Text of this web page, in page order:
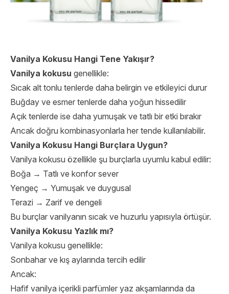
Vanilya Kokusu Hangi Tene Yakışır?
Vanilya kokusu genellikle:
Sıcak alt tonlu tenlerde daha belirgin ve etkileyici durur
Buğday ve esmer tenlerde daha yoğun hissedilir
Açık tenlerde ise daha yumuşak ve tatlı bir etki bırakır
Ancak doğru kombinasyonlarla her tende kullanılabilir.
Vanilya Kokusu Hangi Burçlara Uygun?
Vanilya kokusu özellikle şu burçlarla uyumlu kabul edilir:
Boğa → Tatlı ve konfor sever
Yengeç → Yumuşak ve duygusal
Terazi → Zarif ve dengeli
Bu burçlar vanilyanın sıcak ve huzurlu yapısıyla örtüşür.
Vanilya Kokusu Yazlık mı?
Vanilya kokusu genellikle:
Sonbahar ve kış aylarında tercih edilir
Ancak:
Hafif vanilya içerikli parfümler yaz akşamlarında da